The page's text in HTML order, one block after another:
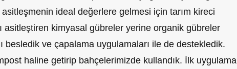
asitleşmenin ideal değerlere gelmesi için tarım kireci
asitleştiren kimyasal gübreler yerine organik gübreler
besledik ve çapalama uygulamaları ile de destekledik.
haline getirip bahçelerimizde kullandık. İlk uygulama